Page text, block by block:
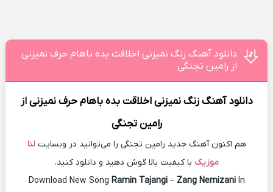
دانلود آهنگ زنگ نمیزنی اخلاقت بده باهام حرف نمیزنی
از رامین تجنگی
دانلود آهنگ زنگ نمیزنی اخلاقت بده باهام حرف نمیزنیاز
رامین تجنگی
هم اکنون آهنگ جدید رامین تجنگی را می‌توانید در وبسایتلنا
موزیک با کیفیت بالا گوش دهید و دانلود کنید.
Download New Song Ramin Tajangi– Zang NemizaniIn